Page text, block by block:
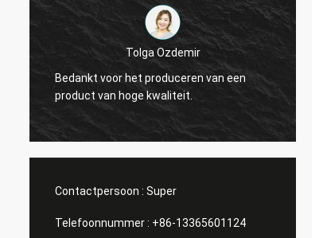
Tolga Ozdemir
Bedankt voor het produceren van een
product van hoge kwaliteit.
Contactpersoon : Super
Telefoonnummer : +86-13365601124